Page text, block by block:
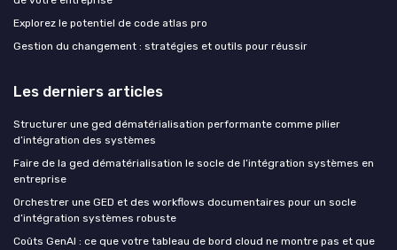
Explorez le potentiel de code atlas pro
Gestion du changement : stratégies et outils pour réussir
Les derniers articles
Structurer une ged dématérialisation performante comme pilier
d’intégration des systèmes
Faire de la ged dématérialisation le socle de l’intégration systèmes en
entreprise
Orchestrer une GED et des workflows documentaires pour un socle
d’intégration systèmes robuste
Coûts GenAI : ce que votre tableau de bord cloud ne montre pas et que